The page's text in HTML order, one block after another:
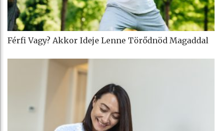
Férfi Vagy? Akkor Ideje Lenne Törődnöd Magaddal